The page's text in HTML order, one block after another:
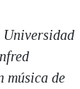
Universidad
música de